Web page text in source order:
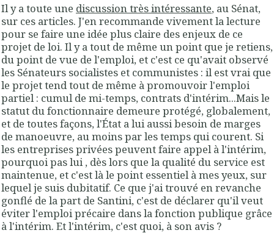
Il y a toute une discussion très intéressante, au Sénat,
sur ces articles. J'en recommande vivement la lecture
pour se faire une idée plus claire des enjeux de ce
projet de loi. Il y a tout de même un point que je retiens,
du point de vue de l'emploi, et c'est ce qu'avait observé
les Sénateurs socialistes et communistes : il est vrai que
le projet tend tout de même à promouvoir l'emploi
partiel : cumul de mi-temps, contrats d'intérim...Mais le
statut du fonctionnaire demeure protégé, globalement,
et de toutes façons, l'État a lui aussi besoin de marges
de manoeuvre, au moins par les temps qui courent. Si
les entreprises privées peuvent faire appel à l'intérim,
pourquoi pas lui , dès lors que la qualité du service est
maintenue, et c'est là le point essentiel à mes yeux, sur
lequel je suis dubitatif. Ce que j'ai trouvé en revanche
gonflé de la part de Santini, c'est de déclarer qu'il veut
éviter l'emploi précaire dans la fonction publique grâce
à l'intérim. Et l'intérim, c'est quoi, à son avis ?